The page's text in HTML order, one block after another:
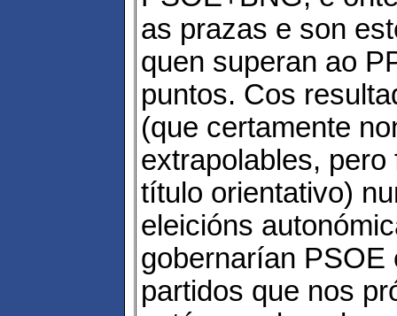
as prazas e son
quen superan ao
puntos. Cos
(que certamente
extrapolables, pero
título orientativo)
eleicións
gobernarían PSOE
partidos que nos